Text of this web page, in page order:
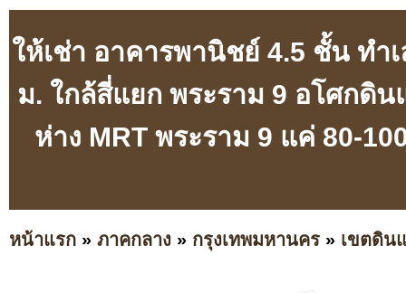
ให้เช่า อาคารพานิชย์ 4.5 ชั้น ทำ
ม. ใกล้สี่แยก พระราม 9 อโศกดิ
ห่าง MRT พระราม 9 แค่ 80-
หน้าแรก » ภาคกลาง » กรุงเทพมหานคร » เขตดิน